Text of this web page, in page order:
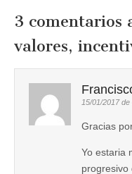
3 comentarios
valores,
15/01/2017 de
Gracias
Yo estaria
progresivo